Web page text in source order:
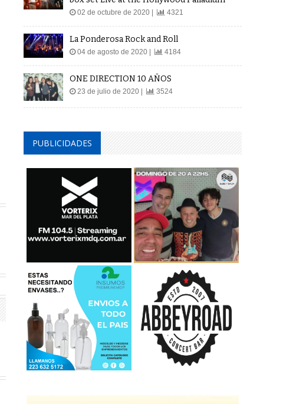
02 de octubre de 2020 | 4321
La Ponderosa Rock and Roll
04 de agosto de 2020 | 4184
ONE DIRECTION 10 AÑOS
23 de julio de 2020 | 3524
PUBLICIDADES